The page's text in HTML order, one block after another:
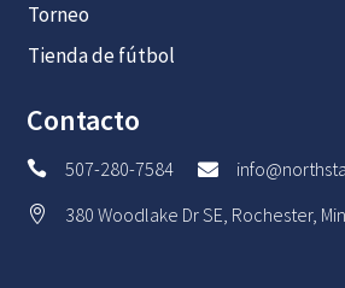
Torneo
Tienda de fútbol
Contacto
 507-280-7584 
 380 Woodlake Dr SE, Rochester,